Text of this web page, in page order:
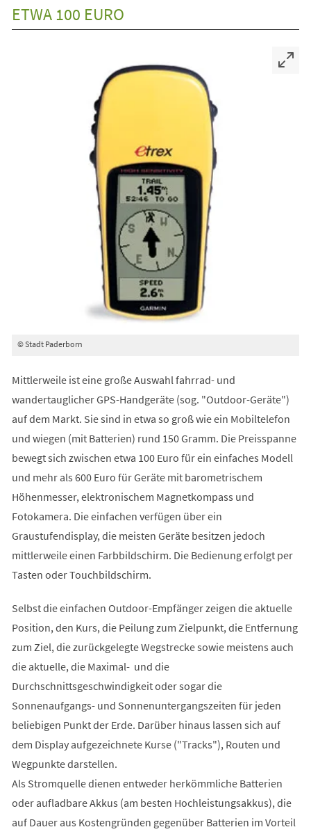
ETWA 100 EURO
© Stadt Paderborn
Mittlerweile ist eine große Auswahl fahrrad- und
wandertauglicher GPS-Handgeräte (sog. "Outdoor-Geräte")
auf dem Markt. Sie sind in etwa so groß wie ein Mobiltelefon
und wiegen (mit Batterien) rund 150 Gramm. Die Preisspanne
bewegt sich zwischen etwa 100 Euro für ein einfaches Modell
und mehr als 600 Euro für Geräte mit barometrischem
Höhenmesser, elektronischem Magnetkompass und
Fotokamera. Die einfachen verfügen über ein
Graustufendisplay, die meisten Geräte besitzen jedoch
mittlerweile einen Farbbildschirm. Die Bedienung erfolgt per
Tasten oder Touchbildschirm.
Selbst die einfachen Outdoor-Empfänger zeigen die aktuelle
Position, den Kurs, die Peilung zum Zielpunkt, die Entfernung
zum Ziel, die zurückgelegte Wegstrecke sowie meistens auch
die aktuelle, die Maximal- und die
Durchschnittsgeschwindigkeit oder sogar die
Sonnenaufgangs- und Sonnenuntergangszeiten für jeden
beliebigen Punkt der Erde. Darüber hinaus lassen sich auf
dem Display aufgezeichnete Kurse ("Tracks"), Routen und
Wegpunkte darstellen.
Als Stromquelle dienen entweder herkömmliche Batterien
oder aufladbare Akkus (am besten Hochleistungsakkus), die
auf Dauer aus Kostengründen gegenüber Batterien im Vorteil